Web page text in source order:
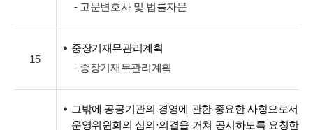
- 고문변호사 및 법률자문
15
중장기재무관리계획
- 중장기재무관리계획
그밖에 공공기관의 경영에 관한 중요한 사항으로서
운영위원회의 심의·의결을 거쳐 공시하도록 요청한